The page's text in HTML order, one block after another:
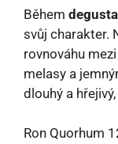
Během
svůj charakter.
rovnováhu
melasy a
dlouhý a
Ron Quorhum